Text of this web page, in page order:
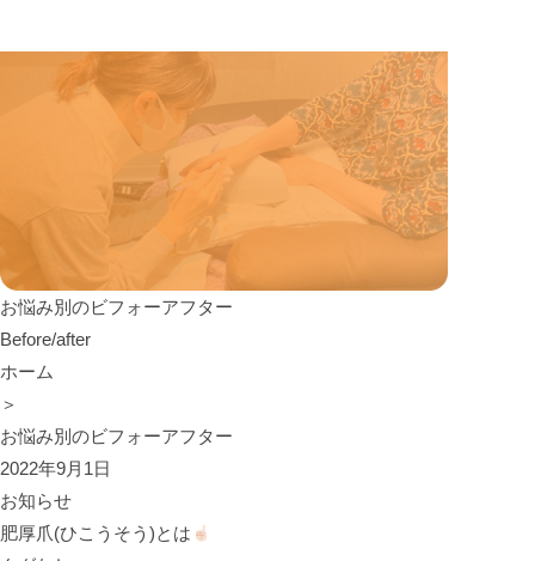
お悩み別のビフォーアフター
Before/after
ホーム
＞
お悩み別のビフォーアフター
2022年9月1日
お知らせ
肥厚爪(ひこうそう)とは